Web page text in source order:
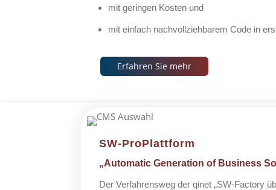
mit geringen Kosten und
mit einfach nachvollziehbarem Code in
Erfahren Sie mehr
SW-ProPlattform
„Automatic Generation of Business
Der Verfahrensweg der qinet „SW-Factory